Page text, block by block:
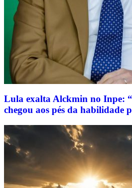
Lula exalta Alckmin no Inpe:
chegou aos pés da habilidade